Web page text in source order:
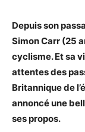
Depuis son
Simon Carr (25
cyclisme. Et sa
attentes des
Britannique de
annoncé une
ses propos.